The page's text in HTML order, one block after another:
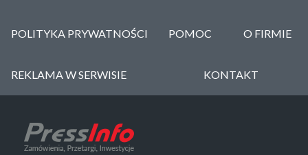
POLITYKA PRYWATNOŚCI POMOC O FIRMIE
REKLAMA W SERWISIE KONTAKT